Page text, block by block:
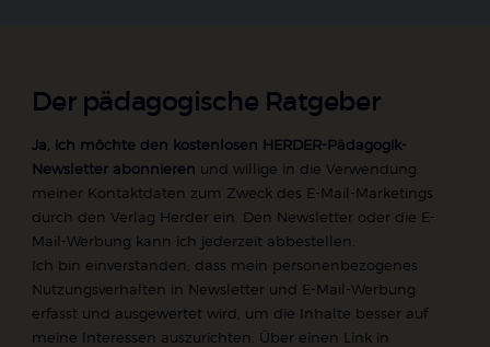
Der pädagogische Ratgeber
Ja, ich möchte den kostenlosen HERDER-Pädagogik-
Newsletter abonnieren und willige in die Verwendung
meiner Kontaktdaten zum Zweck des E-Mail-Marketings
durch den Verlag Herder ein. Den Newsletter oder die E-
Mail-Werbung kann ich jederzeit abbestellen.
Ich bin einverstanden, dass mein personenbezogenes
Nutzungsverhalten in Newsletter und E-Mail-Werbung
erfasst und ausgewertet wird, um die Inhalte besser auf
meine Interessen auszurichten. Über einen Link in